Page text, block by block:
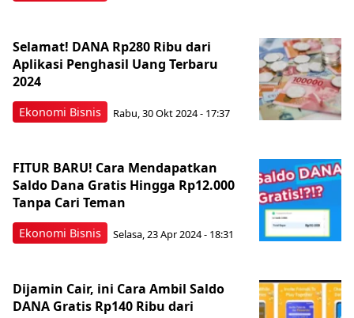
Ekonomi Bisnis
Selamat! DANA Rp280 Ribu dari
Aplikasi Penghasil Uang Terbaru
2024
Rabu, 30 Okt 2024 - 17:37
Ekonomi Bisnis
FITUR BARU! Cara Mendapatkan
Saldo Dana Gratis Hingga Rp12.000
Tanpa Cari Teman
Selasa, 23 Apr 2024 - 18:31
Dijamin Cair, ini Cara Ambil Saldo
DANA Gratis Rp140 Ribu dari